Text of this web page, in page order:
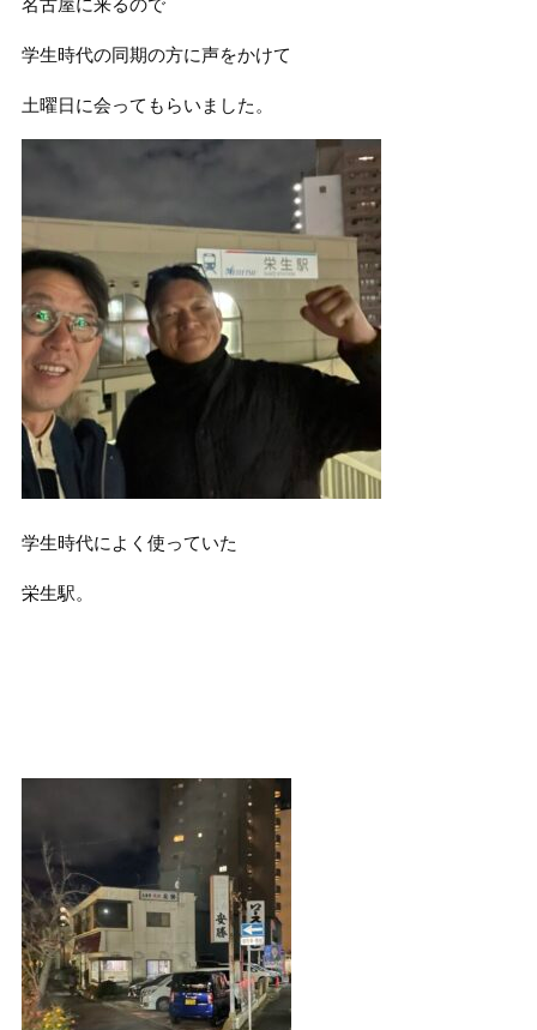
名古屋に来るので
学生時代の同期の方に声をかけて
土曜日に会ってもらいました。
学生時代によく使っていた
栄生駅。